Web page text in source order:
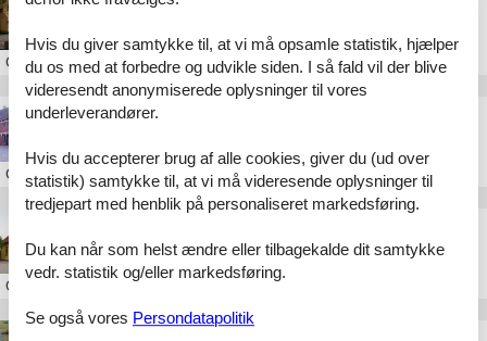
OmSlagelse
Skælskør Museum
Om Slagelse
Om
Hvis du giver samtykke til, at vi må opsamle statistik, hjælper
du os med at forbedre og udvikle siden. I så fald vil der blive
videresendt anonymiserede oplysninger til vores
underleverandører.
Hvis du accepterer brug af alle cookies, giver du (ud over
statistik) samtykke til, at vi må videresende oplysninger til
tredjepart med henblik på personaliseret markedsføring.
Du kan når som helst ændre eller tilbagekalde dit samtykke
vedr. statistik og/eller markedsføring.
Se også vores Persondatapolitik